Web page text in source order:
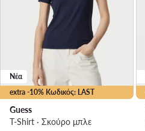
extra -10% Κωδικός: LAST
Νέα
Guess
T-Shirt · Σκούρο μπλε